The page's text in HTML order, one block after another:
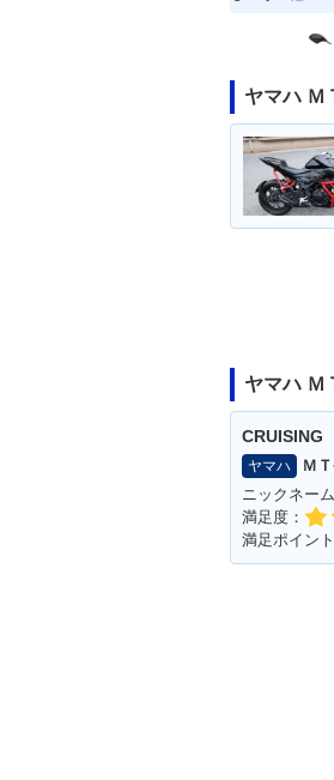
2020年 MT-
ーチェンジ
ヤマハ Ｍ
ヤマハ Ｍ
CRUISING
ヤマハ
Ｍ
ニックネー
満足度：
満足ポイン